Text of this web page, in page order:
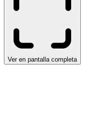
Ver en pantalla completa